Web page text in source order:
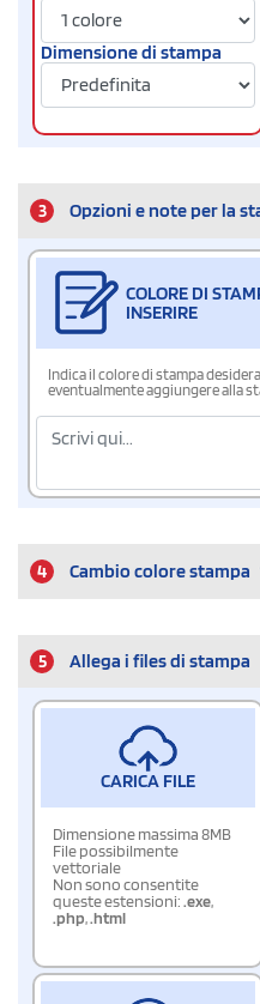
Dimensione di stampa
3 Opzioni e note per la
COLORE DI
INSERIRE
Indica il colore di stampa
eventualmente aggiungere alla
4 Cambio colore stampa
5 Allega i files di stampa
CARICA FILE
Dimensione massima 8MB
File possibilmente
vettoriale
Non sono consentite
queste estensioni:.exe,
.php,.html